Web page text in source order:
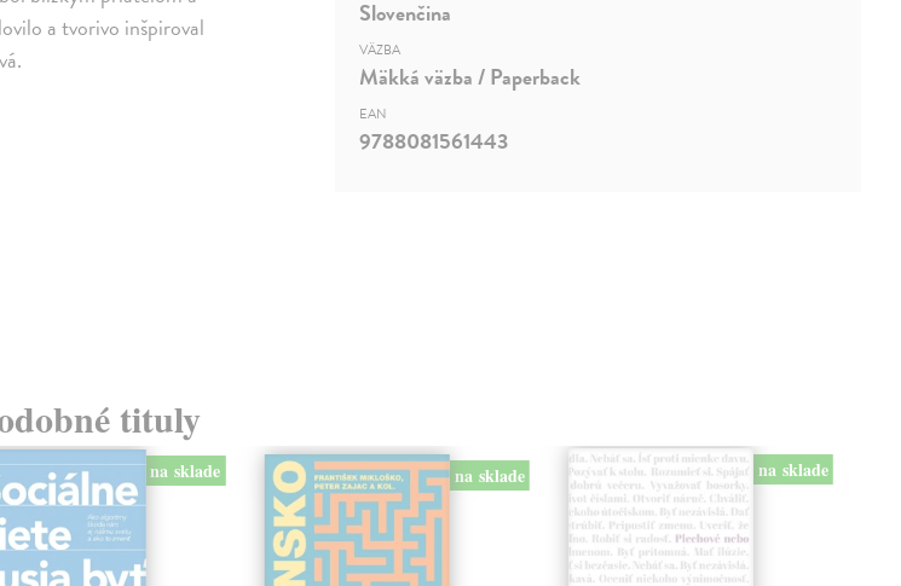
a tvorivo inšpiroval
Slovenčina
VÄZBA
Mäkká väzba / Paperback
EAN
9788081561443
tituly
na sklade na sklade na sklade